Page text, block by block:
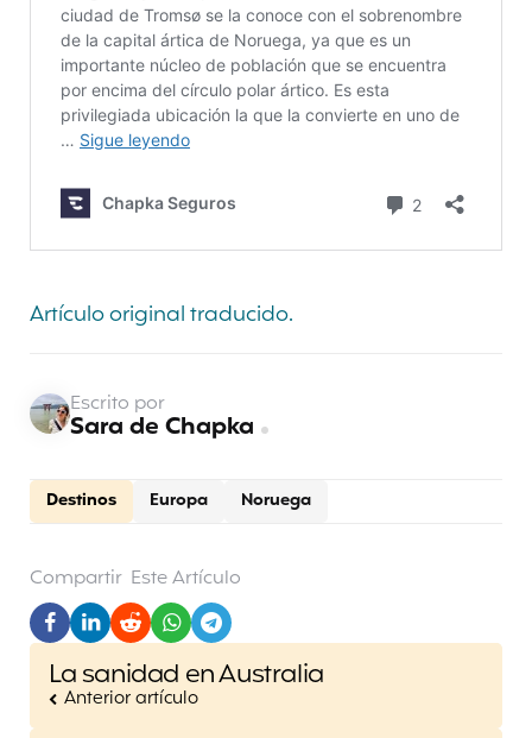
Artículo original traducido.
Destinos Europa Noruega
Escrito por
Sara de Chapka
Compartir Este Artículo
Post
navigation
La sanidad en Australia
Anterior artículo